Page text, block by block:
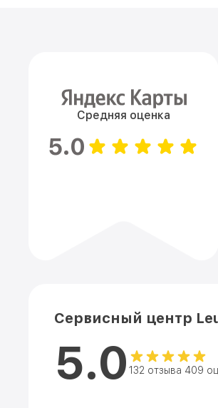
Средняя оценка
5.0
Сервисный центр
5.0 132 отзыва 409